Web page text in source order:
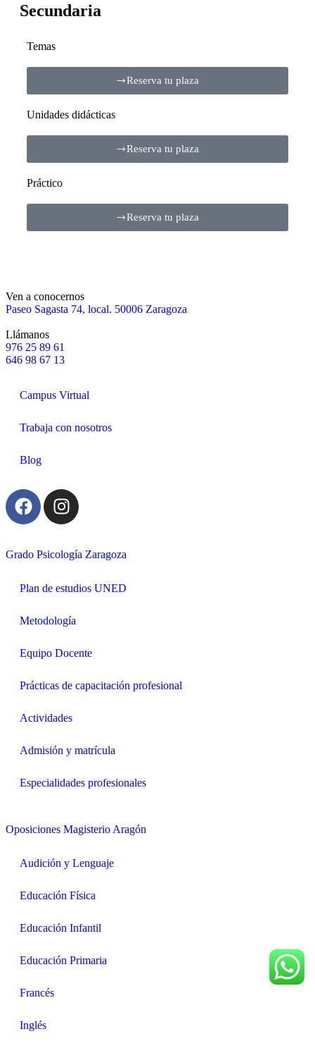
Secundaria
Temas
Reserva tu plaza
Unidades didácticas
Reserva tu plaza
Práctico
Reserva tu plaza
Ven a conocernos
Paseo Sagasta 74, local. 50006 Zaragoza
Llámanos
976 25 89 61
646 98 67 13
Campus Virtual
Trabaja con nosotros
Blog
Grado Psicología Zaragoza
Plan de estudios UNED
Metodología
Equipo Docente
Prácticas de capacitación profesional
Actividades
Admisión y matrícula
Especialidades profesionales
Oposiciones Magisterio Aragón
Audición y Lenguaje
Educación Física
Educación Infantil
Educación Primaria
Francés
Inglés